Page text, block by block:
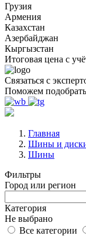
Грузия
Армения
Казахстан
Азербайджан
Кыргызстан
Итоговая цена с
Связаться с
Поможем
Главная
Шины и
Шины
Фильтры
Город или регион
Категория
Не выбрано
Все категории